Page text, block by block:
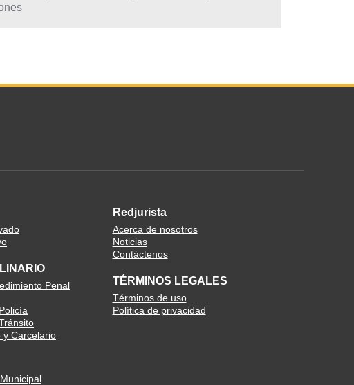
Penal
y Carcelario
Redjurista
Acerca de nosotros
Noticias
Contáctenos
TÉRMINOS LEGALES
Términos de uso
Política de privacidad